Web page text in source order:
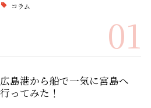
コラム
01
広島港から船で一気に宮島へ
行ってみた！